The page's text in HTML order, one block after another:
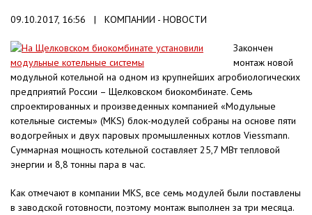
09.10.2017, 16:56 | КОМПАНИИ - НОВОСТИ
Закончен
монтаж новой
модульной котельной на одном из крупнейших агробиологических
предприятий России – Щелковском биокомбинате. Семь
спроектированных и произведенных компанией «Модульные
котельные системы» (MKS) блок-модулей собраны на основе пяти
водогрейных и двух паровых промышленных котлов Viessmann.
Суммарная мощность котельной составляет 25,7 МВт тепловой
энергии и 8,8 тонны пара в час.
Как отмечают в компании MKS, все семь модулей были поставлены
в заводской готовности, поэтому монтаж выполнен за три месяца.